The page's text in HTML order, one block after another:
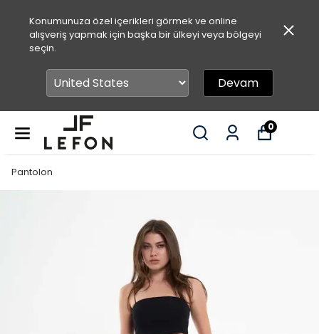
Konumunuza özel içerikleri görmek ve online
alışveriş yapmak için başka bir ülkeyi veya bölgeyi
seçin.
Devam
0
Pantolon